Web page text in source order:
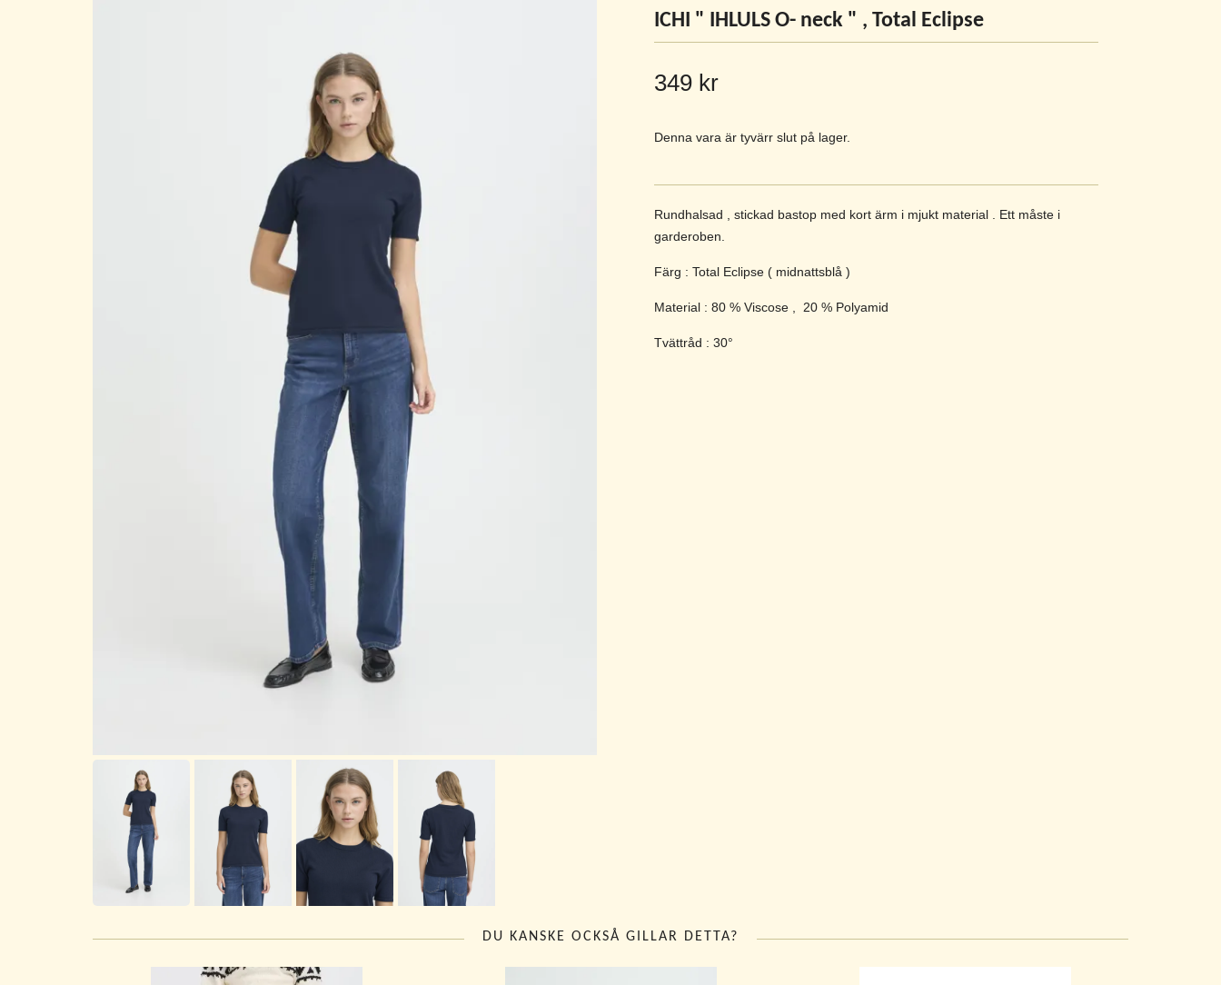
ICHI " IHLULS O- neck " , Total Eclipse
349 kr
Denna vara är tyvärr slut på lager.
Rundhalsad , stickad bastop med kort ärm i mjukt material . Ett måste i
garderoben.
Färg : Total Eclipse ( midnattsblå )
Material : 80 % Viscose , 20 % Polyamid
Tvättråd : 30°
DU KANSKE OCKSÅ GILLAR DETTA?